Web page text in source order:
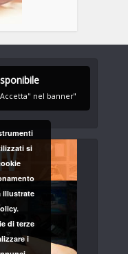
nel banner"
si
illustrate
di terze
i